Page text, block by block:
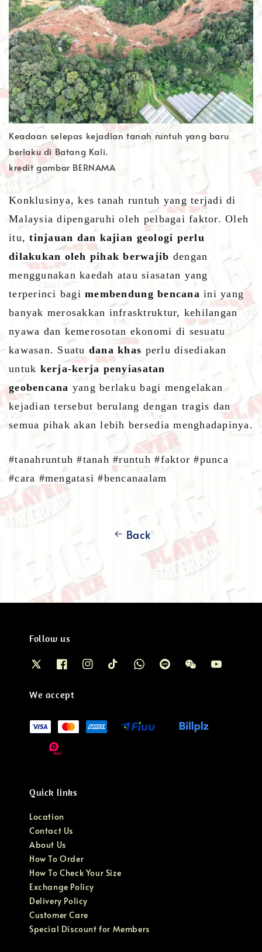
Keadaan selepas kejadian tanah runtuh yang baru
berlaku di Batang Kali.
kredit gambar BERNAMA
Konklusinya, kes tanah runtuh yang terjadi di
Malaysia dipengaruhi oleh pelbagai faktor. Oleh
itu,tinjauan dan kajian geologi perlu
dilakukan oleh pihak berwajib dengan
menggunakan kaedah atau siasatan yang
terperinci bagimembendung bencana ini yang
banyak merosakkan infrasktruktur, kehilangan
nyawa dan kemerosotan ekonomi di sesuatu
kawasan. Suatu dana khas perlu disediakan
untuk kerja-kerja penyiasatan
geobencana yang berlaku bagi mengelakan
kejadian tersebut berulang dengan tragis dan
semua pihak akan lebih bersedia menghadapinya.
#tanahruntuh #tanah #runtuh #faktor #punca
#cara #mengatasi #bencanaalam
Back
Follow us
We accept
Quick links
Location
Contact Us
About Us
How To Order
How To Check Your Size
Exchange Policy
Delivery Policy
Customer Care
Special Discount for Members